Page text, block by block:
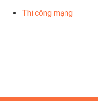
Thi công mạng